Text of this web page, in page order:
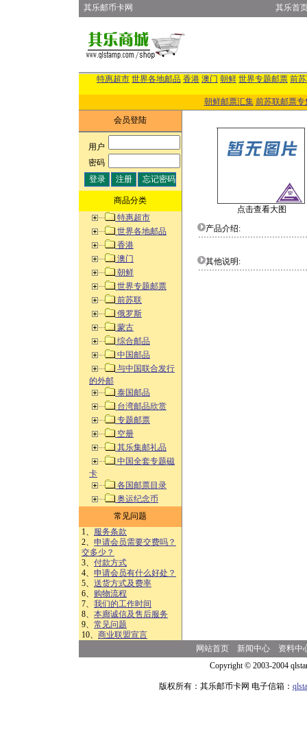
其乐邮币卡网 其乐首
特惠超市 世界各地邮品 香港 澳门 朝鲜 世界专题邮票 前
朝鲜邮票汇集 前苏联邮票专
会员登陆
用户:
密码:
商品分类
特惠超市
世界各地邮品
香港
澳门
朝鲜
世界专题邮票
前苏联
俄罗斯
蒙古
综合邮品
中国邮品
与中国联合发行
的外邮
泰国邮品
台湾邮品欣赏
专题邮票
空册
其乐集邮礼品
中国全套专题磁
卡
各国邮票目录
奥运纪念币
常见问题
1、 服务条款
2、 申请会员需要交费吗？
交多少？
3、 付款方式
4、 申请会员有什么好处？
5、 送货方式及费率
6、 购物流程
7、 我们的工作时间
8、 本廊诚信及售后服务
9、 常见问题
10、 商业联盟宣言
点击查看大图
产品介绍:
其他说明:
网站首页 新闻中心
资料中
Copyright © 2003-2004
版权所有：其乐邮币卡网 电子信箱：